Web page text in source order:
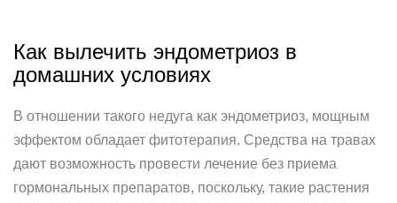
Как вылечить эндометриоз в
домашних условиях
В отношении такого недуга как эндометриоз, мощным
эффектом обладает фитотерапия. Средства на травах
дают возможность провести лечение без приема
гормональных препаратов, поскольку, такие растения